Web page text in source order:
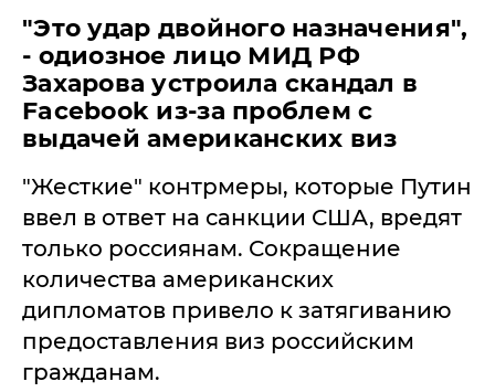
"Это удар двойного назначения",
- одиозное лицо МИД РФ
Захарова устроила скандал в
Facebook из-за проблем с
выдачей американских виз
​"Жесткие" контрмеры, которые Путин
ввел в ответ на санкции США, вредят
только россиянам. Сокращение
количества американских
дипломатов привело к затягиванию
предоставления виз российским
гражданам.